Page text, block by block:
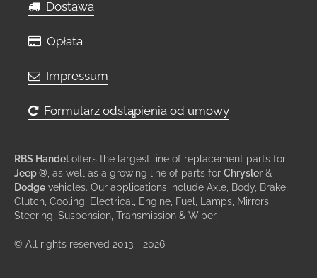
Dostawa
Opłata
Impressum
Formularz odstąpienia od umowy
RBS Handel offers the largest line of replacement parts for
Jeep ® , as well as a growing line of parts for Chrysler &
Dodge vehicles. Our applications include Axle, Body, Brake,
Clutch, Cooling, Electrical, Engine, Fuel, Lamps, Mirrors,
Steering, Suspension, Transmission & Wiper.
© All rights reserved 2013 - 2026